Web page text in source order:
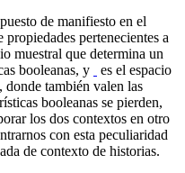
de manifiesto en el
pertenecientes a
muestral que determina un
booleanas, y
es el espacio
donde también valen las
booleanas se pierden,
los dos contextos en otro
con esta peculiaridad
de contexto de historias.